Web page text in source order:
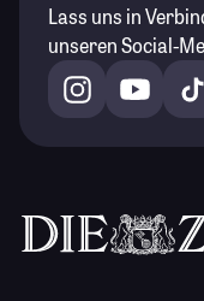
Lass uns in
unseren Social-